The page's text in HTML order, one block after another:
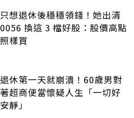
只想退休後穩穩領錢！她出清
0056 換這 3 檔好股：股價高點
照樣買
退休第一天就崩潰！60歲男對
著超商便當懷疑人生「一切好
安靜」